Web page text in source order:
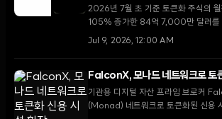
2026년 7월 초 기준 토큰화 주식의 월
105% 증가한 84억 7,000만 달러를
명확화와 주요 거래소의 인프라 구축이
Jul 9, 2026, 12:00 AM
FalconX, 모나드 네트워크로 토
기관용 디지털 자산 프라임 브로커
(Monad) 네트워크로 토큰화된 신용